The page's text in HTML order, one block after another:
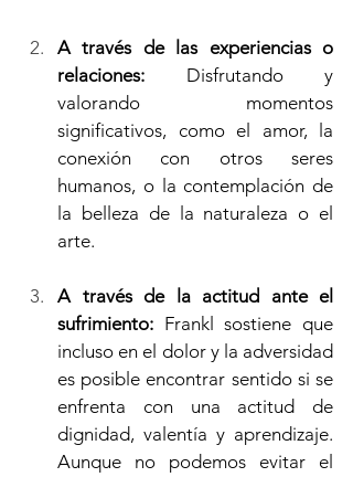
A través de las experiencias o
relaciones: Disfrutando y
valorando momentos
significativos, como el amor, la
conexión con otros seres
humanos, o la contemplación de
la belleza de la naturaleza o el
arte.
A través de la actitud ante el
sufrimiento: Frankl sostiene que
incluso en el dolor y la adversidad
es posible encontrar sentido si se
enfrenta con una actitud de
dignidad, valentía y aprendizaje.
Aunque no podemos evitar el